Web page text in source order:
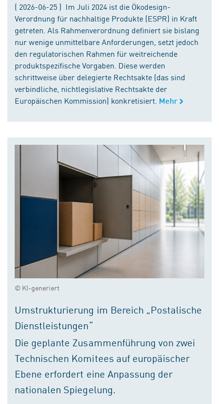
( 2026-06-25 ) Im Juli 2024 ist die Ökodesign-
Verordnung für nachhaltige Produkte (ESPR) in Kraft
getreten. Als Rahmenverordnung definiert sie bislang
nur wenige unmittelbare Anforderungen, setzt jedoch
den regulatorischen Rahmen für weitreichende
produktspezifische Vorgaben. Diese werden
schrittweise über delegierte Rechtsakte (das sind
verbindliche, nichtlegislative Rechtsakte der
Europäischen Kommission) konkretisiert. Mehr
© KI-generiert
Umstrukturierung im Bereich „Postalische
Dienstleistungen“
Die geplante Zusammenführung von zwei
Technischen Komitees auf europäischer
Ebene erfordert eine Anpassung der
nationalen Spiegelung.